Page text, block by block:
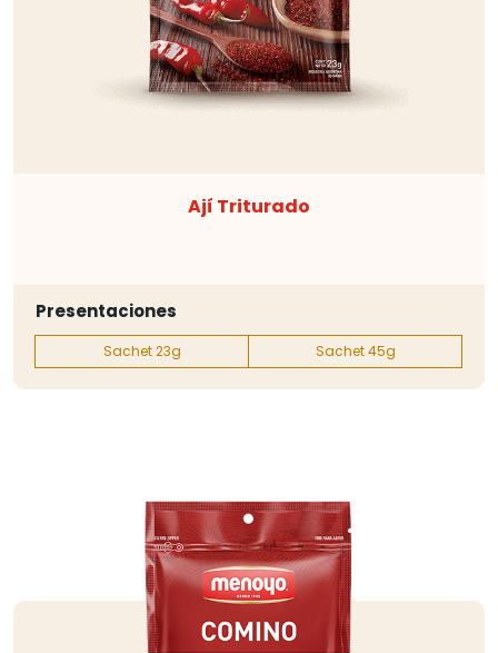
Ají Triturado
Presentaciones
Sachet 23g Sachet 45g